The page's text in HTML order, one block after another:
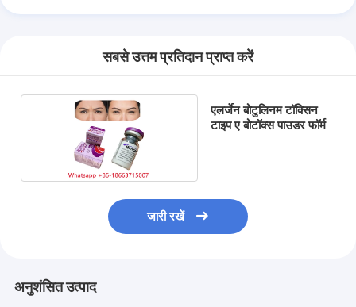
सबसे उत्तम प्रतिदान प्राप्त करें
एलर्जेन बोटुलिनम टॉक्सिन
टाइप ए बोटॉक्स पाउडर फॉर्म
जारी रखें
अनुशंसित उत्पाद